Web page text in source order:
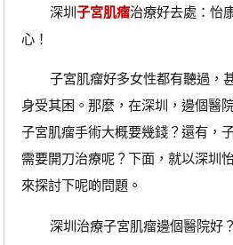
深圳 子宮肌瘤治療好去處：怡
心！
子宮肌瘤好多女性都有聽過，
身受其困。那麼，在深圳，邊個醫
子宮肌瘤手術大概要幾錢？還有，
需要開刀治療呢？下面，就以深圳
來探討下呢啲問題。
深圳治療子宮肌瘤邊個醫院好？